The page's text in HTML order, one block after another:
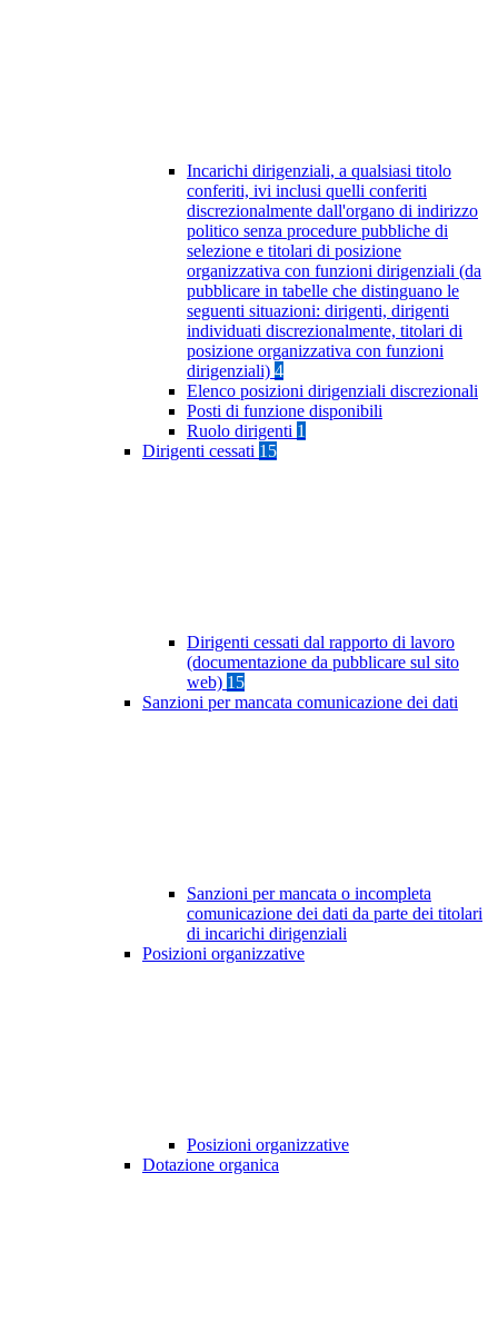
Incarichi dirigenziali, a qualsiasi titolo
conferiti, ivi inclusi quelli conferiti
discrezionalmente dall'organo di indirizzo
politico senza procedure pubbliche di
selezione e titolari di posizione
organizzativa con funzioni dirigenziali (da
pubblicare in tabelle che distinguano le
seguenti situazioni: dirigenti, dirigenti
individuati discrezionalmente, titolari di
posizione organizzativa con funzioni
dirigenziali) 4
Elenco posizioni dirigenziali discrezionali
Posti di funzione disponibili
Ruolo dirigenti 1
Dirigenti cessati 15
Dirigenti cessati dal rapporto di lavoro
(documentazione da pubblicare sul sito
web) 15
Sanzioni per mancata comunicazione dei dati
Sanzioni per mancata o incompleta
comunicazione dei dati da parte dei titolari
di incarichi dirigenziali
Posizioni organizzative
Posizioni organizzative
Dotazione organica